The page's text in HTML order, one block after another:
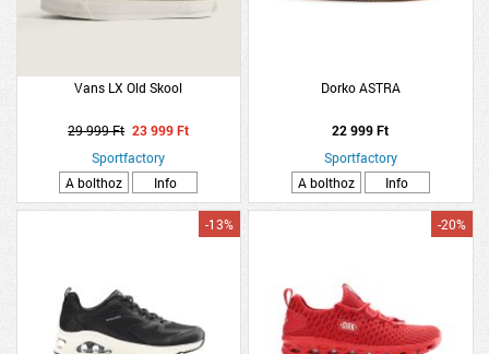
Vans LX Old Skool
29 999 Ft 23 999 Ft
Sportfactory
A bolthoz
Info
Dorko ASTRA
22 999 Ft
Sportfactory
A bolthoz
Info
-13% -20%